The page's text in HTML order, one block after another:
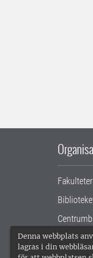
Denna webbplats
lagras i din
Fakulteter